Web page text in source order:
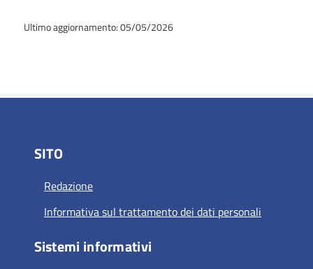
Ultimo aggiornamento: 05/05/2026
SITO
Redazione
Informativa sul trattamento dei dati personali
Sistemi informativi